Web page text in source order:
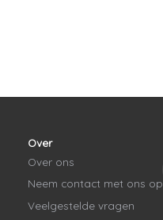
Over
Over ons
Neem contact met ons op
Veelgestelde vragen